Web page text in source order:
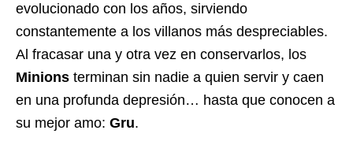
evolucionado con los años, sirviendo
constantemente a los villanos más despreciables.
Al fracasar una y otra vez en conservarlos, los
Minions terminan sin nadie a quien servir y caen
en una profunda depresión… hasta que conocen a
su mejor amo: Gru.